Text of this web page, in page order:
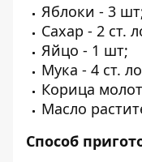
Яблоки - 3
Сахар - 2 ст.
Яйцо - 1 шт;
Мука - 4 ст.
Корица
Масло
Способ